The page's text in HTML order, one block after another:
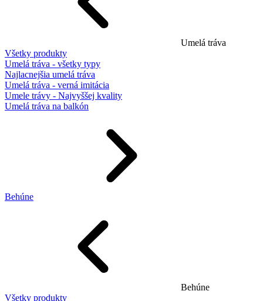
Umelá tráva
Všetky produkty
Umelá tráva - všetky typy
Najlacnejšia umelá tráva
Umelá tráva - verná imitácia
Umele trávy - Najvyššej kvality
Umelá tráva na balkón
Behúne
Behúne
Všetky produkty